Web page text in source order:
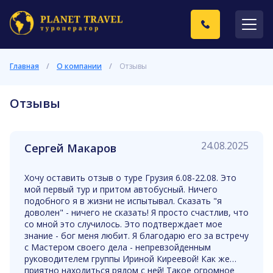
Главная / О компании / Отзывы
Отзывы
Сергей Макаров 24.08.2025
Хочу оставить отзыв о туре Грузия 6.08-22.08. Это
мой первый тур и притом автобусный. Ничего
подобного я в жизни не испытывал. Сказать "я
доволен" - ничего не сказать! Я просто счастлив, что
со мной это случилось. Это подтверждает мое
знание - бог меня любит. Я благодарю его за встречу
с Мастером своего дела - непревзойденным
руководителем группы Ириной Киреевой! Как же
приятно находиться рядом с ней! Такое огромное